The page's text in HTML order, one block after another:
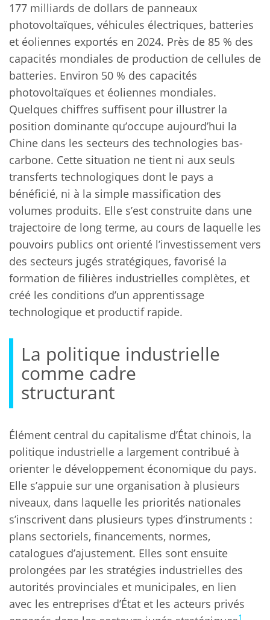
177 milliards de dollars de panneaux
photovoltaïques, véhicules électriques, batteries
et éoliennes exportés en 2024. Près de 85 % des
capacités mondiales de production de cellules de
batteries. Environ 50 % des capacités
photovoltaïques et éoliennes mondiales.
Quelques chiffres suffisent pour illustrer la
position dominante qu’occupe aujourd’hui la
Chine dans les secteurs des technologies bas-
carbone. Cette situation ne tient ni aux seuls
transferts technologiques dont le pays a
bénéficié, ni à la simple massification des
volumes produits. Elle s’est construite dans une
trajectoire de long terme, au cours de laquelle les
pouvoirs publics ont orienté l’investissement vers
des secteurs jugés stratégiques, favorisé la
formation de filières industrielles complètes, et
créé les conditions d’un apprentissage
technologique et productif rapide.
La politique industrielle
comme cadre
structurant
Élément central du capitalisme d’État chinois, la
politique industrielle a largement contribué à
orienter le développement économique du pays.
Elle s’appuie sur une organisation à plusieurs
niveaux, dans laquelle les priorités nationales
s’inscrivent dans plusieurs types d’instruments :
plans sectoriels, financements, normes,
catalogues d’ajustement. Elles sont ensuite
prolongées par les stratégies industrielles des
autorités provinciales et municipales, en lien
avec les entreprises d’État et les acteurs privés
1